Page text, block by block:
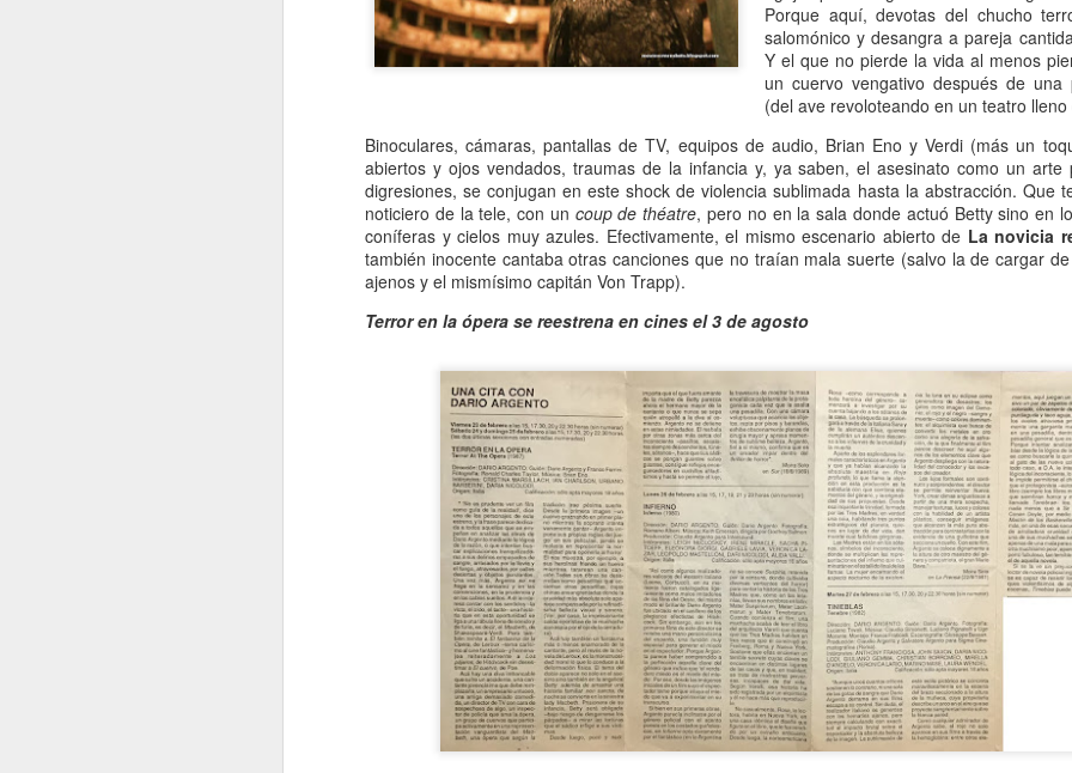
Porque aquí, devotas del chucho
salomónico y desangra a pareja
Y el que no pierde la vida al menos
un cuervo vengativo después de una
(del ave revoloteando en un teatro
Binoculares, cámaras, pantallas de TV, equipos de audio, Brian Eno y Verdi (más un
abiertos y ojos vendados, traumas de la infancia y, ya saben, el asesinato como un arte
digresiones, se conjugan en este shock de violencia sublimada hasta la abstracción. Que
noticiero de la tele, con un coup de théatre, pero no en la sala donde actuó Betty sino en
coníferas y cielos muy azules. Efectivamente, el mismo escenario abierto de La novicia
también inocente cantaba otras canciones que no traían mala suerte (salvo la de cargar
ajenos y el mismísimo capitán Von Trapp).
Terror en la ópera se reestrena en cines el 3 de agosto
Narrador de varios cuentos románticos fílmicos para gente adulta,
persona muy querida en la farándula hollywoodense y más allá,
comprometido activista del partido demócrata, Rob Reiner -como es
muy sabido por la difusión que tuvo la noticia- fue víctima de la muerte
más horrible que pudiera tener alguien de sus quilates. Una jugarreta
malvada del destino que, en general -salvo a individuos desalmados
como el “presidente” actual de los Estados Unidos-, costó asumir.
JAN
13
Mi padre lee
Por María José Eyras
A Ciro Ramón Eyras, 1932-2019
Detrás de la ventana, junto al fuego, mi padre lee.
Si pienso en él, lo veo así, leyendo, la cabeza gris detrás del vidrio. Es
una visión fugaz, apenas un segundo, la de mi padre, sentado de
espaldas, en su casita de fin de semana, en un barrio cerrado de la
zona Sur.
JAN
13
Al fin sola y, a la vez, tan bien acompañada
Por Guadalupe Treibel
“La soledad implica que, aunque esté sola, estoy con alguien; es decir,
conmigo misma. Significa que soy dos en uno”, apuntó alguna vez la
filósofa fuera de serie Hannah Arendt, y esa frase es la llave que cierra
el recorrido de Enfin seule (“Por fin sola”), libro de la periodista y
podcaster Lauren Bastide que acaba de editarse en Francia con muy
favorable acogida.
JAN Ganando dos verdaderos amores